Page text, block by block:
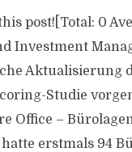
post![Total: 0
Investment
Aktualisierung
Studie
Office –
hatte erstmals 94